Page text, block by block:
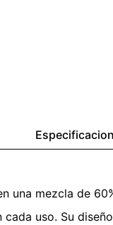
una mezcla de
cada uso. Su